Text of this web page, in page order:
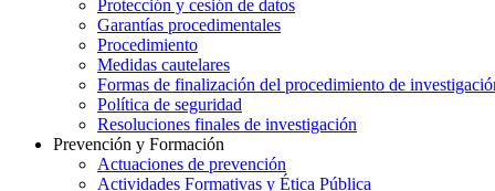
Protección y cesión de datos
Garantías procedimentales
Procedimiento
Medidas cautelares
Formas de finalización del procedimiento de
Política de seguridad
Resoluciones finales de investigación
Prevención y Formación
Actuaciones de prevención
Actividades Formativas y Ética Pública